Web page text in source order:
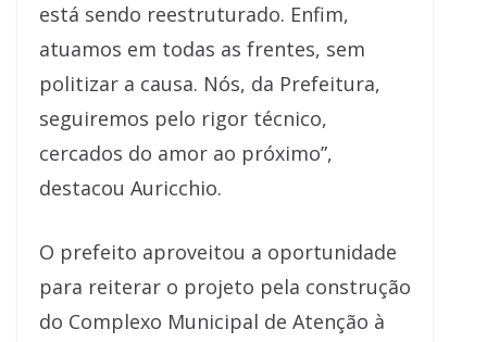
está sendo reestruturado. Enfim,
atuamos em todas as frentes, sem
politizar a causa. Nós, da Prefeitura,
seguiremos pelo rigor técnico,
cercados do amor ao próximo”,
destacou Auricchio.
O prefeito aproveitou a oportunidade
para reiterar o projeto pela construção
do Complexo Municipal de Atenção à